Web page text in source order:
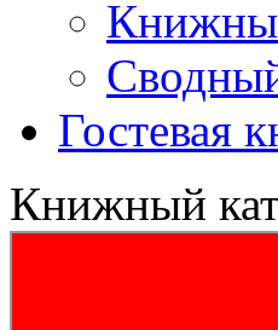
Гостевая
Книжный